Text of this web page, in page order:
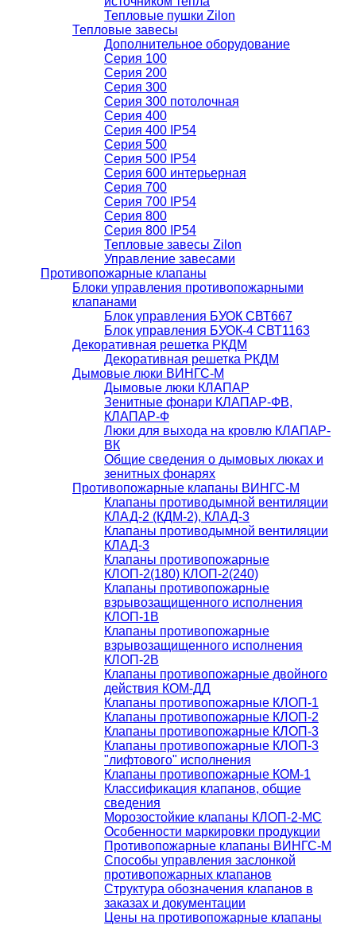
Тепловые пушки Zilon
Тепловые завесы
Дополнительное оборудование
Серия 100
Серия 200
Серия 300
Серия 300 потолочная
Серия 400
Серия 400 IP54
Серия 500
Серия 500 IP54
Серия 600 интерьерная
Серия 700
Серия 700 IP54
Серия 800
Серия 800 IP54
Тепловые завесы Zilon
Управление завесами
Противопожарные клапаны
Блоки управления противопожарными
клапанами
Блок управления БУОК СВТ667
Блок управления БУОК-4 СВТ1163
Декоративная решетка РКДМ
Декоративная решетка РКДМ
Дымовые люки ВИНГС-М
Дымовые люки КЛАПАР
Зенитные фонари КЛАПАР-ФВ,
КЛАПАР-Ф
Люки для выхода на кровлю КЛАПАР-
ВК
Общие сведения о дымовых люках и
зенитных фонарях
Противопожарные клапаны ВИНГС-М
Клапаны противодымной вентиляции
КЛАД-2 (КДМ-2), КЛАД-3
Клапаны противодымной вентиляции
КЛАД-3
Клапаны противопожарные
КЛОП-2(180) КЛОП-2(240)
Клапаны противопожарные
взрывозащищенного исполнения
КЛОП-1В
Клапаны противопожарные
взрывозащищенного исполнения
КЛОП-2В
Клапаны противопожарные двойного
действия КОМ-ДД
Клапаны противопожарные КЛОП-1
Клапаны противопожарные КЛОП-2
Клапаны противопожарные КЛОП-3
Клапаны противопожарные КЛОП-3
"лифтового" исполнения
Клапаны противопожарные КОМ-1
Классификация клапанов, общие
сведения
Морозостойкие клапаны КЛОП-2-МС
Особенности маркировки продукции
Противопожарные клапаны ВИНГС-М
Способы управления заслонкой
противопожарных клапанов
Структура обозначения клапанов в
заказах и документации
Цены на противопожарные клапаны